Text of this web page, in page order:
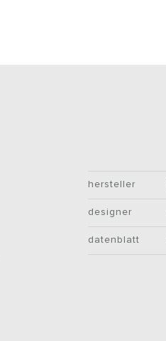
hersteller
designer
datenblatt